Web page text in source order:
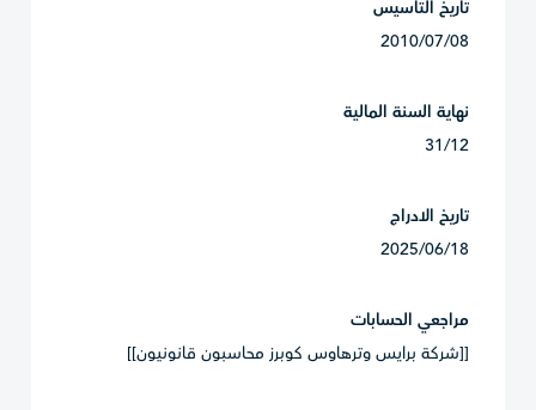
تاريخ التأسيس
2010/07/08
نهاية السنة المالية
31/12
تاريخ الادراج
2025/06/18
مراجعي الحسابات
[[شركة برايس وترهاوس كوبرز محاسبون قانونيون]]